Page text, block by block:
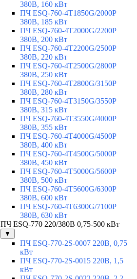
380В, 160 кВт
ПЧ ESQ-760-4T1850G/2000P
380В, 185 кВт
ПЧ ESQ-760-4T2000G/2200P
380В, 200 кВт
ПЧ ESQ-760-4T2200G/2500P
380В, 220 кВт
ПЧ ESQ-760-4T2500G/2800P
380В, 250 кВт
ПЧ ESQ-760-4T2800G/3150P
380В, 280 кВт
ПЧ ESQ-760-4T3150G/3550P
380В, 315 кВт
ПЧ ESQ-760-4T3550G/4000P
380В, 355 кВт
ПЧ ESQ-760-4T4000G/4500P
380В, 400 кВт
ПЧ ESQ-760-4T4500G/5000P
380В, 450 кВт
ПЧ ESQ-760-4T5000G/5600P
380В, 500 кВт
ПЧ ESQ-760-4T5600G/6300P
380В, 600 кВт
ПЧ ESQ-760-4T6300G/7100P
380В, 630 кВт
ПЧ ESQ-770 220/380В 0,75-500 кВт
▼
ПЧ ESQ-770-2S-0007 220В, 0,75
кВт
ПЧ ESQ-770-2S-0015 220В, 1,5
кВт